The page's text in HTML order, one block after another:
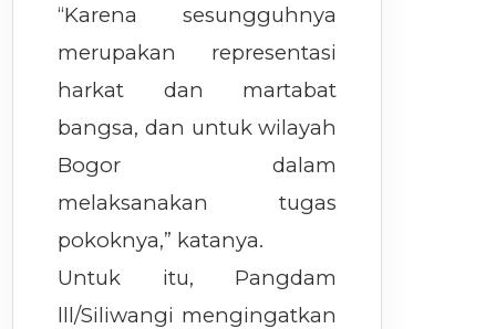
“Karena sesungguhnya
merupakan representasi
harkat dan martabat
bangsa, dan untuk wilayah
Bogor dalam
melaksanakan tugas
pokoknya,” katanya.
Untuk itu, Pangdam
lll/Siliwangi mengingatkan